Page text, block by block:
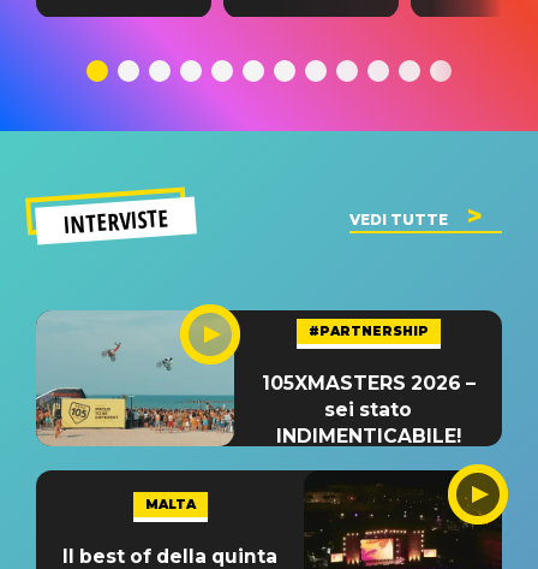
testo,
significato
traduzione e
del singolo
testo,
INTERVISTE VEDI TUTTE
#PARTNERSHIP
105XMASTERS 2026 –
sei stato
INDIMENTICABILE!
MALTA
Il best of della quinta